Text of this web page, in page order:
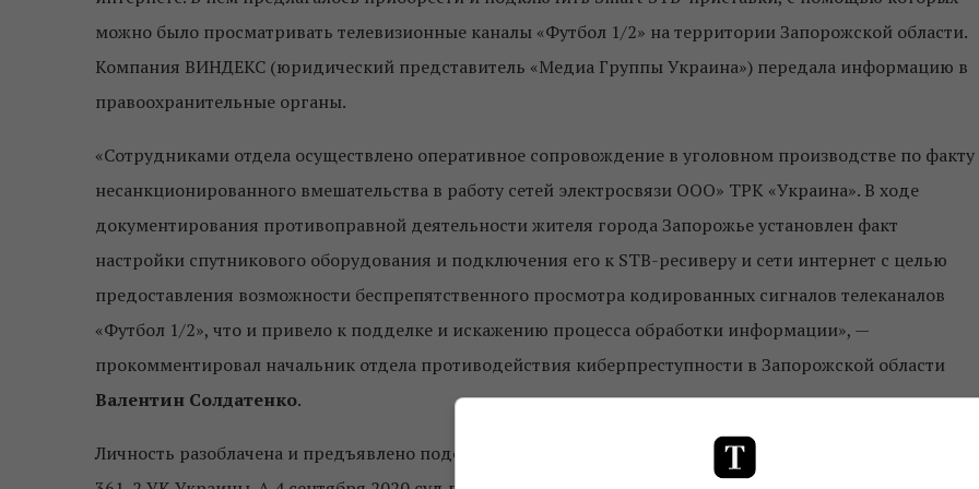
можно было просматривать телевизионные каналы «Футбол 1/2» на территории Запорожской области.
Компания ВИНДЕКС (юридический представитель «Медиа Группы Украина») передала информацию в
правоохранительные органы.
«Сотрудниками отдела осуществлено оперативное сопровождение в уголовном производстве по факту
несанкционированного вмешательства в работу сетей электросвязи ООО» ТРК «Украина». В ходе
документирования противоправной деятельности жителя города Запорожье установлен факт
настройки спутникового оборудования и подключения его к STB-ресиверу и сети интернет с целью
предоставления возможности беспрепятственного просмотра кодированных сигналов телеканалов
«Футбол 1/2», что и привело к подделке и искажению процесса обработки информации», —
прокомментировал начальник отдела противодействия киберпреступности в Запорожской области
Валентин Солдатенко.
Личность разоблачена и предъявлено подозрение в совершении уголовных преступлений по ст. ст. 361,